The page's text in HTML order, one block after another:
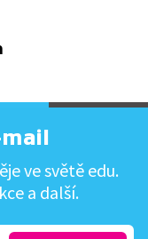
ve světě edu.
a další.